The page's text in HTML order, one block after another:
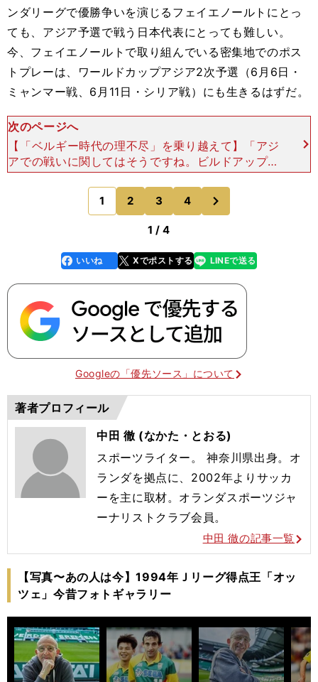
ンダリーグで優勝争いを演じるフェイエノールトにとっ
ても、アジア予選で戦う日本代表にとっても難しい。
今、フェイエノールトで取り組んでいる密集地でのポス
トプレーは、ワールドカップアジア2次予選（6月6日・
ミャンマー戦、6月11日・シリア戦）にも生きるはずだ。
次のページへ
【「ベルギー時代の理不尽」を乗り越えて】「アジ
アでの戦いに関してはそうですね。ビルドアップの
仕方など、サッカーのスタイルが代表とフェイエノ
ールトとでは違いますから、全部とまでは言いませ
んが。今シーズ
1 2 3 4
のページへ
1 / 4
faceboo
k
いいね Xでポストする
line LINEで送る
Googleの「優先ソース」について
著者プロフィール
中田 徹 (なかた・とおる)
スポーツライター。 神奈川県出身。オ
ランダを拠点に、2002年よりサッカ
ーを主に取材。オランダスポーツジャ
ーナリストクラブ会員。
中田 徹の記事一覧
【写真〜あの人は今】1994年Ｊリーグ得点王「オッ
ツェ」今昔フォトギャラリー